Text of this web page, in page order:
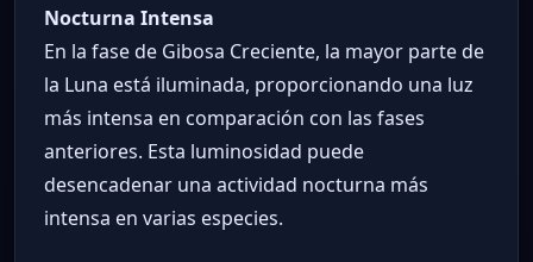
Nocturna Intensa
En la fase de Gibosa Creciente, la mayor parte de
la Luna está iluminada, proporcionando una luz
más intensa en comparación con las fases
anteriores. Esta luminosidad puede
desencadenar una actividad nocturna más
intensa en varias especies.